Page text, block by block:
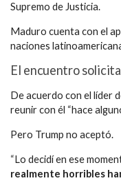
Supremo de Justicia.
Maduro cuenta con el
naciones
El encuentro
De acuerdo con el líder
reunir con él “hace
Pero Trump no aceptó.
“Lo decidí en ese
realmente horribles